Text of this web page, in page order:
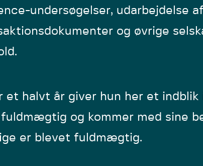
undersøgelser, udarbejdelse af
og øvrige
et halvt år giver hun her et
og kommer med sine
er blevet fuldmægtig.